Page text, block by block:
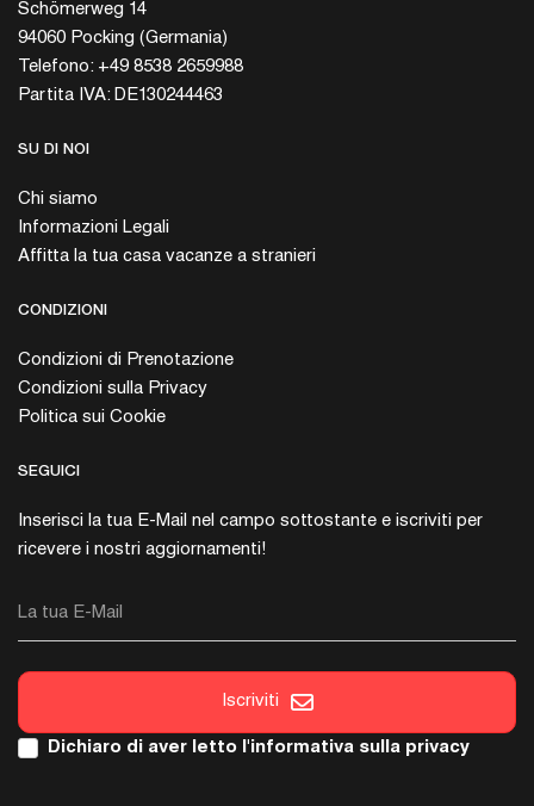
Schömerweg 14
94060 Pocking (Germania)
Telefono: +49 8538 2659988
Partita IVA: DE130244463
SU DI NOI
Chi siamo
Informazioni Legali
Affitta la tua casa vacanze a stranieri
CONDIZIONI
Condizioni di Prenotazione
Condizioni sulla Privacy
Politica sui Cookie
SEGUICI
Inserisci la tua E-Mail nel campo sottostante e iscriviti per
ricevere i nostri aggiornamenti!
La tua E-Mail
Iscriviti
Dichiaro di aver letto l'informativa sulla privacy